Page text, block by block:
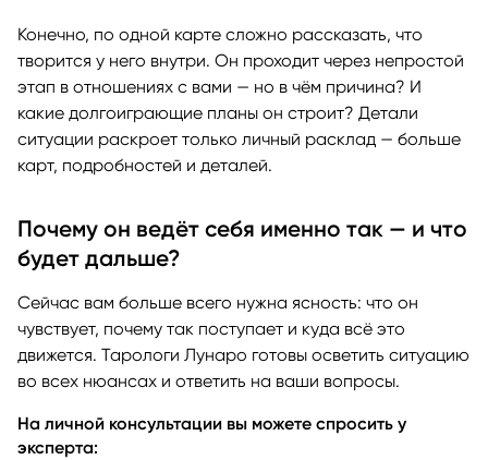
Конечно, по одной карте сложно рассказать, что
творится у него внутри. Он проходит через непростой
этап в отношениях с вами — но в чём причина? И
какие долгоиграющие планы он строит? Детали
ситуации раскроет только личный расклад — больше
карт, подробностей и деталей.
Почему он ведёт себя именно так — и что
будет дальше?
Сейчас вам больше всего нужна ясность: что он
чувствует, почему так поступает и куда всё это
движется. Тарологи Лунаро готовы осветить ситуацию
во всех нюансах и ответить на ваши вопросы.
На личной консультации вы можете спросить у
эксперта: